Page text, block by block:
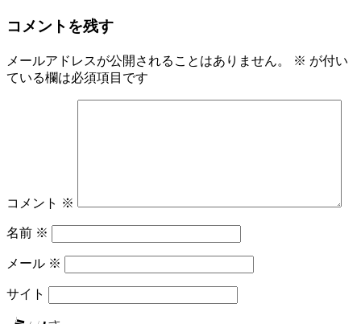
コメントを残す
メールアドレスが公開されることはありません。 ※ が付い
ている欄は必須項目です
コメント ※
名前 ※
メール ※
サイト